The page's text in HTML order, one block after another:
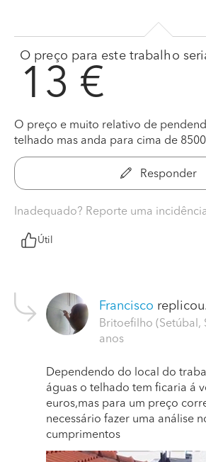
O preço para este trabalho
13 €
O preço e muito relativo de
telhado mas anda para cima de
Responder
Inadequado? Reporte uma
Útil
Francisco
Britoefilho (Setúbal,
anos
Dependendo do local do
águas o telhado tem ficaria á
euros,mas para um preço
necessário fazer uma análise
cumprimentos